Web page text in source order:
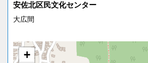
安佐北区民文化センター
大広間
+